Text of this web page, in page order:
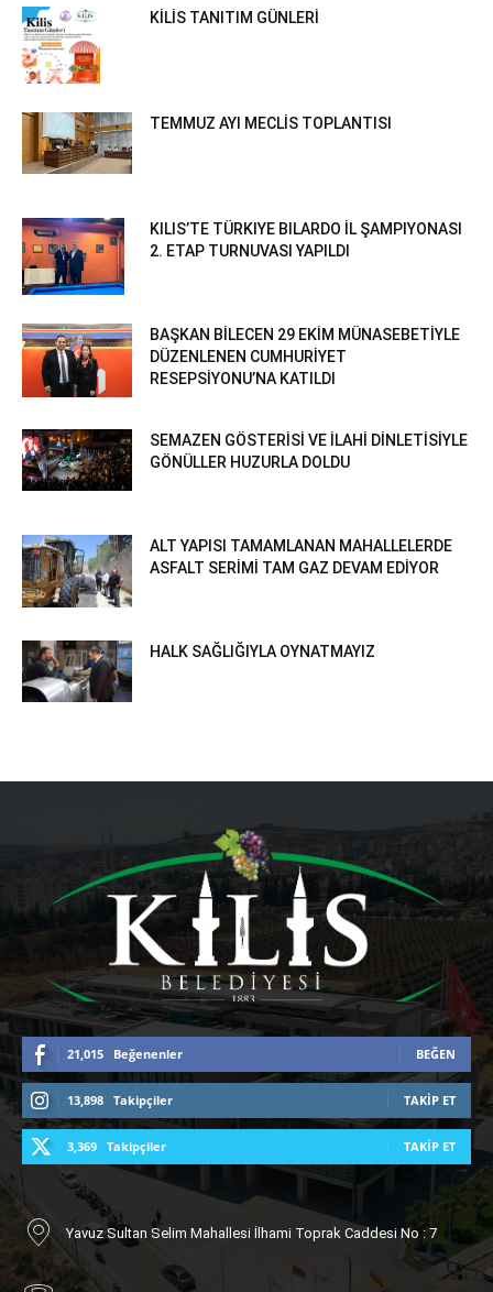
KİLİS TANITIM GÜNLERİ
TEMMUZ AYI MECLİS TOPLANTISI
KILIS’TE TÜRKIYE BILARDO İL ŞAMPIYONASI
2. ETAP TURNUVASI YAPILDI
BAŞKAN BİLECEN 29 EKİM MÜNASEBETİYLE
DÜZENLENEN CUMHURİYET
RESEPSİYONU’NA KATILDI
SEMAZEN GÖSTERİSİ VE İLAHİ DİNLETİSİYLE
GÖNÜLLER HUZURLA DOLDU
ALT YAPISI TAMAMLANAN MAHALLELERDE
ASFALT SERİMİ TAM GAZ DEVAM EDİYOR
HALK SAĞLIĞIYLA OYNATMAYIZ
21,015 Beğenenler BEĞEN
13,898 Takipçiler TAKIP ET
3,369 Takipçiler TAKIP ET
Yavuz Sultan Selim Mahallesi İlhami Toprak Caddesi No : 7